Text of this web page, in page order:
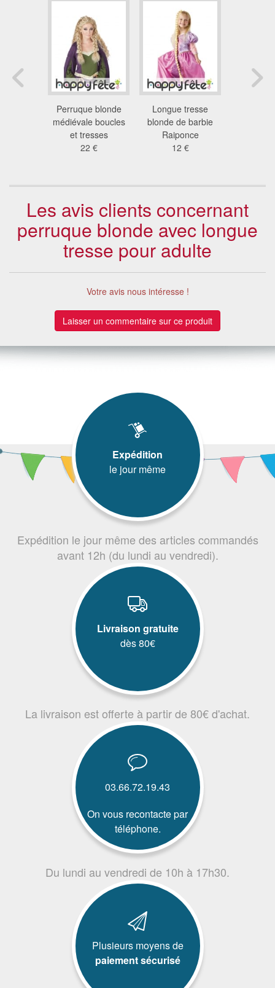
Perruque blonde
médiévale boucles
et tresses
22 €
Longue tresse
blonde de barbie
Raiponce
12 €
Les avis clients concernant
perruque blonde avec longue
tresse pour adulte
Votre avis nous intéresse !
Laisser un commentaire sur ce produit
Expédition
le jour même
Expédition le jour même des articles commandés
avant 12h (du lundi au vendredi).
Livraison gratuite
dès 80€
La livraison est offerte à partir de 80€ d'achat.
03.66.72.19.43
On vous recontacte par
téléphone.
Du lundi au vendredi de 10h à 17h30.
Plusieurs moyens de
paiement sécurisé